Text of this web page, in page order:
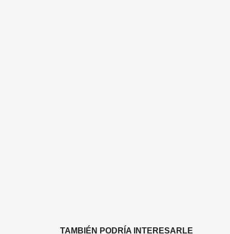
TAMBIÉN PODRÍA INTERESARLE